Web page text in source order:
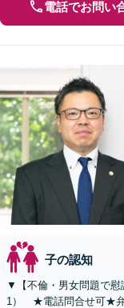
電話でお問い
子の認知
▼【不倫・男女問題で
1） ★電話問合せ可★弁